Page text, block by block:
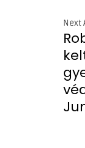
Next